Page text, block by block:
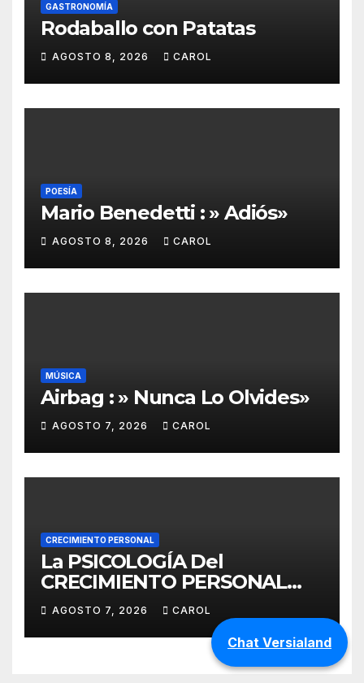
Chat Versialand
GASTRONOMÍA
Rodaballo con Patatas
AGOSTO 8, 2026 CAROL
POESÍA
Mario Benedetti : » Adiós»
AGOSTO 8, 2026 CAROL
MÚSICA
Airbag : » Nunca Lo Olvides»
AGOSTO 7, 2026 CAROL
CRECIMIENTO PERSONAL
La PSICOLOGÍA Del
CRECIMIENTO PERSONAL
Para Convertirte En Tu
MEJOR VERSIÓN | Yokoi Kenji
AGOSTO 7, 2026 CAROL